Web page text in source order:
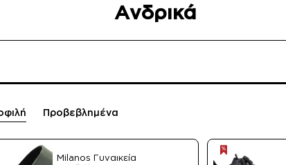
Ανδρικά
Προβεβλημένα
Milanos Γυναικεία